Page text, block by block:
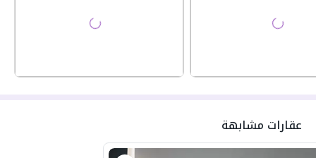
عقارات مشابهة